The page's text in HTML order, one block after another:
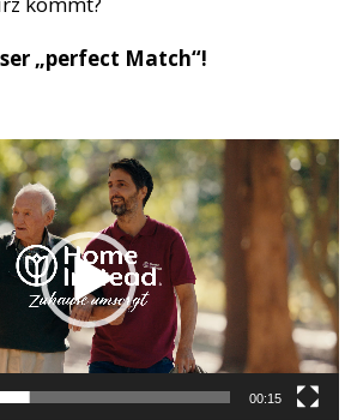
„perfect Match“!
00:15